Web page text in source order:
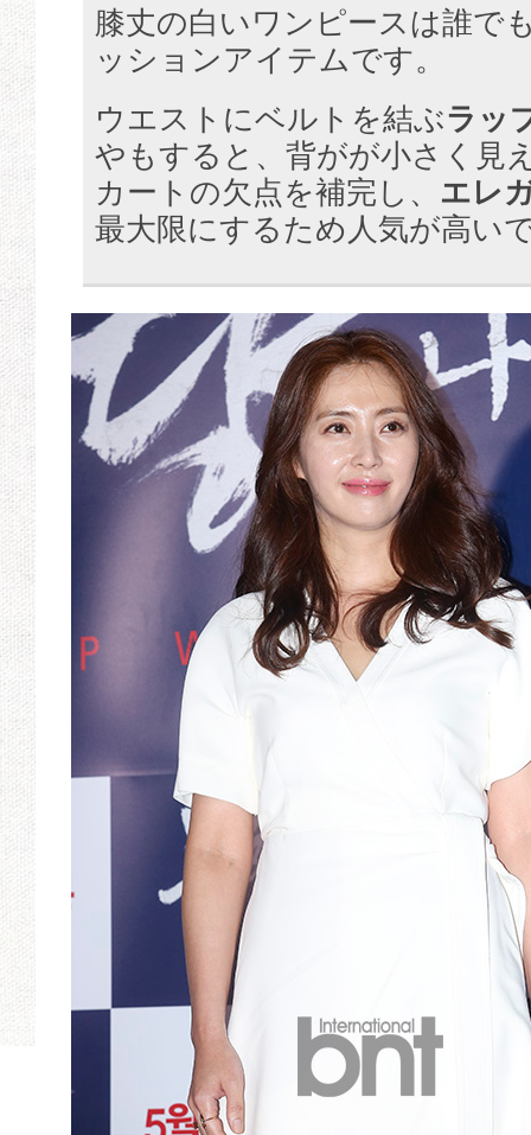
膝丈の白いワンピースは誰で
ッションアイテムです。
ウエストにベルトを結ぶラッ
やもすると、背がが小さく見
カートの欠点を補完し、 エレ
最大限にするため人気が高い